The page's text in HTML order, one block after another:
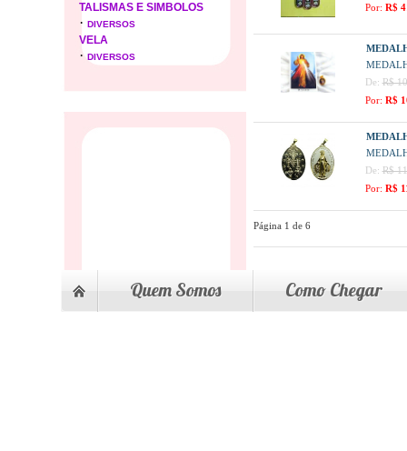
TALISMAS E SIMBOLOS
· DIVERSOS
VELA
· DIVERSOS
Por: R$
De:R$
Por: R$
De:R$
Por: R$
Página 1 de 6
Quem Somos Como Chegar